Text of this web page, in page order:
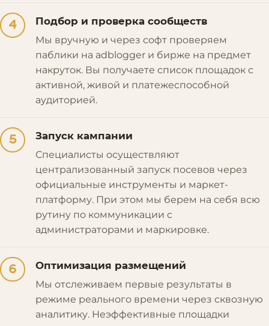
4 Подбор и проверка сообществ
Мы вручную и через софт проверяем
паблики на adblogger и бирже на предмет
накруток. Вы получаете список площадок с
активной, живой и платежеспособной
аудиторией.
5 Запуск кампании
Специалисты осуществляют
централизованный запуск посевов через
официальные инструменты и маркет-
платформу. При этом мы берем на себя всю
рутину по коммуникации с
администраторами и маркировке.
6 Оптимизация размещений
Мы отслеживаем первые результаты в
режиме реального времени через сквозную
аналитику. Неэффективные площадки